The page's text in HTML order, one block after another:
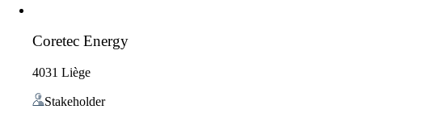
Coretec Energy
4031 Liège
Stakeholder